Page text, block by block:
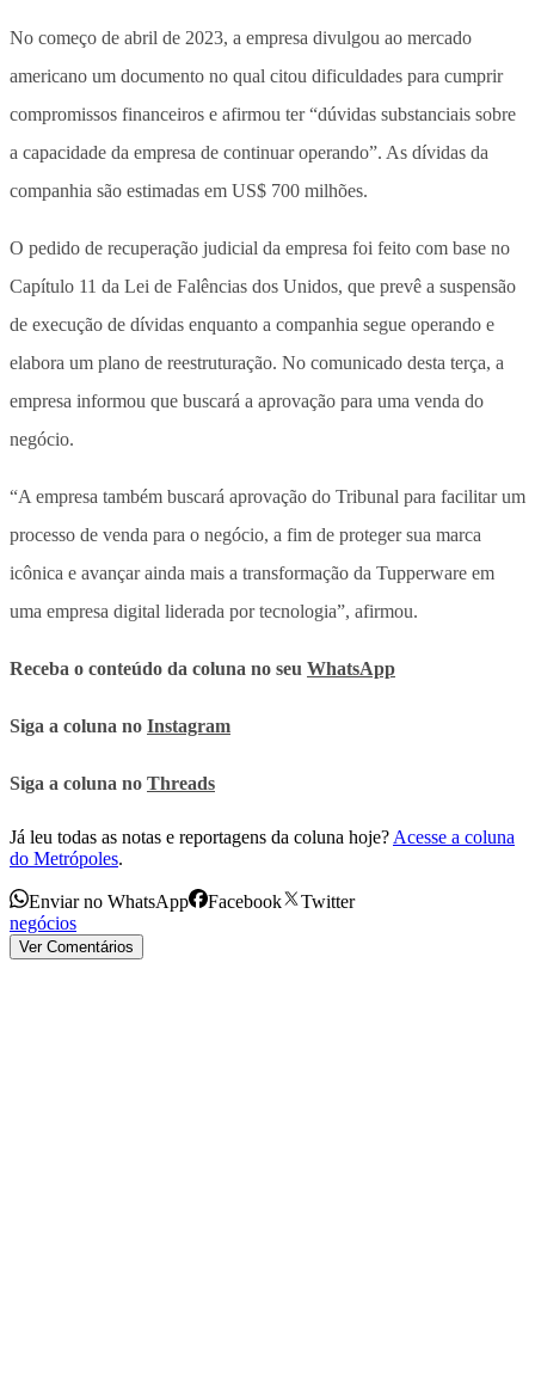
No começo de abril de 2023, a empresa divulgou ao mercado
americano um documento no qual citou dificuldades para cumprir
compromissos financeiros e afirmou ter “dúvidas substanciais sobre
a capacidade da empresa de continuar operando”. As dívidas da
companhia são estimadas em US$ 700 milhões.
O pedido de recuperação judicial da empresa foi feito com base no
Capítulo 11 da Lei de Falências dos Unidos, que prevê a suspensão
de execução de dívidas enquanto a companhia segue operando e
elabora um plano de reestruturação. No comunicado desta terça, a
empresa informou que buscará a aprovação para uma venda do
negócio.
“A empresa também buscará aprovação do Tribunal para facilitar um
processo de venda para o negócio, a fim de proteger sua marca
icônica e avançar ainda mais a transformação da Tupperware em
uma empresa digital liderada por tecnologia”, afirmou.
Receba o conteúdo da coluna no seu WhatsApp
Siga a coluna no Instagram
Siga a coluna no Threads
Já leu todas as notas e reportagens da coluna hoje? Acesse a coluna
do Metrópoles.
Enviar no WhatsApp Facebook
Twitter
negócios
Ver Comentários